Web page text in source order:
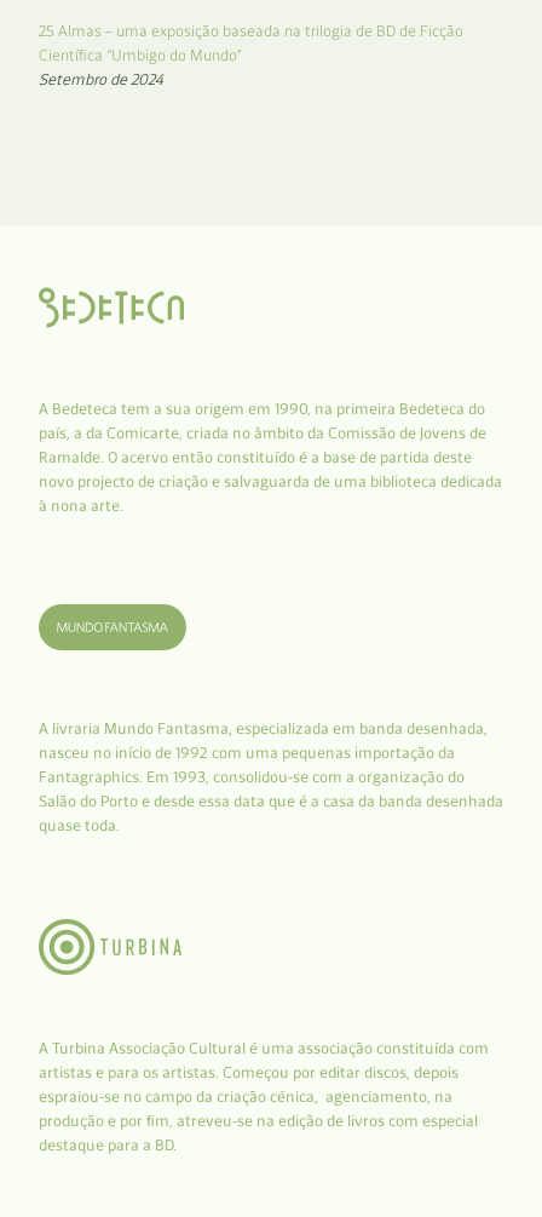
25 Almas – uma exposição baseada na trilogia de BD de Ficção
Científica “Umbigo do Mundo”
Setembro de 2024
A Bedeteca tem a sua origem em 1990, na primeira Bedeteca do
país, a da Comicarte, criada no âmbito da Comissão de Jovens de
Ramalde. O acervo então constituído é a base de partida deste
novo projecto de criação e salvaguarda de uma biblioteca dedicada
à nona arte.
A livraria Mundo Fantasma, especializada em banda desenhada,
nasceu no início de 1992 com uma pequenas importação da
Fantagraphics. Em 1993, consolidou-se com a organização do
Salão do Porto e desde essa data que é a casa da banda desenhada
quase toda.
A Turbina Associação Cultural é uma associação constituída com
artistas e para os artistas. Começou por editar discos, depois
espraiou-se no campo da criação cénica, agenciamento, na
produção e por fim, atreveu-se na edição de livros com especial
destaque para a BD.